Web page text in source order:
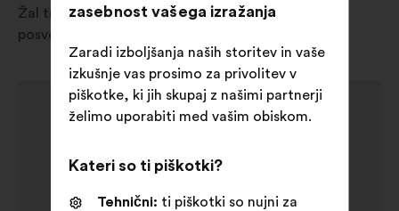
Žal trenutno v vaši državi ni na voljo nobeno
posvetovanje.
zasebnost vašega izražanja
Zaradi izboljšanja naših storitev in vaše
izkušnje vas prosimo za privolitev v
piškotke, ki jih skupaj z našimi partnerji
želimo uporabiti med vašim obiskom.
Kateri so ti piškotki?
Tehnični: ti piškotki so nujni za